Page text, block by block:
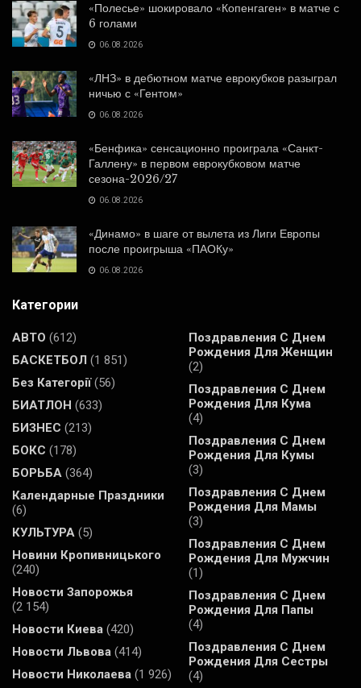
«Полесье» шокировало «Копенгаген» в матче с
6 голами
06.08.2026
«ЛНЗ» в дебютном матче еврокубков разыграл
ничью с «Гентом»
06.08.2026
«Бенфика» сенсационно проиграла «Санкт-
Галлену» в первом еврокубковом матче
сезона-2026/27
06.08.2026
«Динамо» в шаге от вылета из Лиги Европы
после проигрыша «ПАОКу»
06.08.2026
Категории
АВТО (612)
БАСКЕТБОЛ (1 851)
Без Категорії(56)
БИАТЛОН (633)
БИЗНЕС (213)
БОКС (178)
БОРЬБА (364)
Календарные Праздники
(6)
КУЛЬТУРА (5)
Новини Кропивницького
(240)
Новости Запорожья
(2 154)
Новости Киева (420)
Новости Львова (414)
Новости Николаева (1 926)
Поздравления С Днем
Рождения Для Женщин
(2)
Поздравления С Днем
Рождения Для Кума
(4)
Поздравления С Днем
Рождения Для Кумы
(3)
Поздравления С Днем
Рождения Для Мамы
(3)
Поздравления С Днем
Рождения Для Мужчин
(1)
Поздравления С Днем
Рождения Для Папы
(4)
Поздравления С Днем
Рождения Для Сестры
(4)